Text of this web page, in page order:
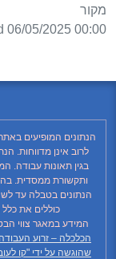
מקור
06/05/2025 00:00
הנתונים המופיעים
לרוב אינן מדווחות.
בגין תאונות עבודה.
ותקשורת ממסדית.
כוללים את
המידע במאגר צווי
הכלכלה – זרוע העבודה
שהוגשה על ידי "קו